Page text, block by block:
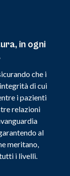
in ogni
che i
di cui
i pazienti
relazioni
al
meritano,
i livelli.